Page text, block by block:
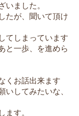
いました。
たが、聞いて頂け
てしまっています
と一歩、を進めら
くお話出来ます
してみたいな、
す。